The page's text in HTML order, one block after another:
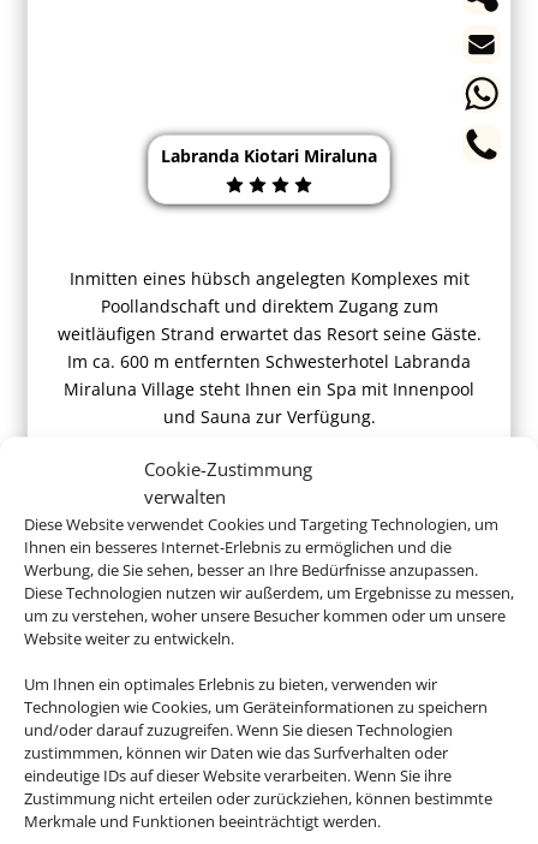
Cookie-Zustimmung
verwalten
Diese Website verwendet Cookies und Targeting Technologien, um
Ihnen ein besseres Internet-Erlebnis zu ermöglichen und die
Werbung, die Sie sehen, besser an Ihre Bedürfnisse anzupassen.
Diese Technologien nutzen wir außerdem, um Ergebnisse zu messen,
um zu verstehen, woher unsere Besucher kommen oder um unsere
Website weiter zu entwickeln.
Um Ihnen ein optimales Erlebnis zu bieten, verwenden wir
Technologien wie Cookies, um Geräteinformationen zu speichern
und/oder darauf zuzugreifen. Wenn Sie diesen Technologien
zustimmmen, können wir Daten wie das Surfverhalten oder
eindeutige IDs auf dieser Website verarbeiten. Wenn Sie ihre
Zustimmung nicht erteilen oder zurückziehen, können bestimmte
Merkmale und Funktionen beeinträchtigt werden.
Labranda Kiotari Miraluna
Inmitten eines hübsch angelegten Komplexes mit
Poollandschaft und direktem Zugang zum
weitläufigen Strand erwartet das Resort seine Gäste.
Im ca. 600 m entfernten Schwesterhotel Labranda
Miraluna Village steht Ihnen ein Spa mit Innenpool
und Sauna zur Verfügung.
ab 678 € (p.P.)
Buchen Sie jetzt ganz entspannt
Ihren Griechenlandurlaub